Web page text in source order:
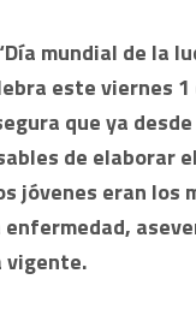
mundial de la
este viernes
que ya
de elaborar
jóvenes eran los
vigente.